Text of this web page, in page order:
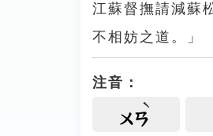
江蘇督撫請減蘇
不相妨之道。」
注音：
ㄨㄢ